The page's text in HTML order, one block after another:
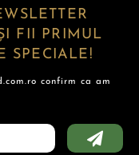
FII PRIMUL
SPECIALE!
confirm ca am